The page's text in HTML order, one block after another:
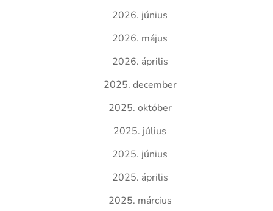
2026. június
2026. május
2026. április
2025. december
2025. október
2025. július
2025. június
2025. április
2025. március